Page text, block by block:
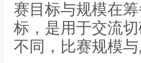
赛目标与规模在
标，是用于交流
不同，比赛规模